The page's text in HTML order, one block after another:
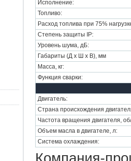
Исполнение:
Топливо:
Расход топлива при 75%
Степень защиты IP:
Уровень шума, дБ:
Габариты (Д х Ш х В), мм
Масса, кг:
Функция сварки:
Двигатель:
Страна происхождения
Частота вращения двигателя,
Объем масла в двигателе, л:
Система охлаждения: